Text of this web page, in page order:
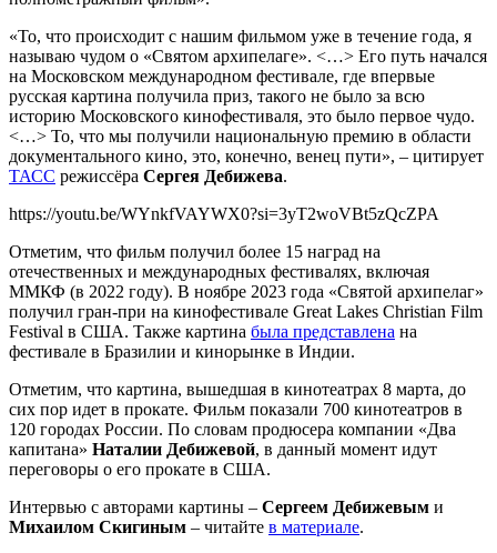
«То, что происходит с нашим фильмом уже в течение года, я
называю чудом о «Святом архипелаге». <…> Его путь начался
на Московском международном фестивале, где впервые
русская картина получила приз, такого не было за всю
историю Московского кинофестиваля, это было первое чудо.
<…> То, что мы получили национальную премию в области
документального кино, это, конечно, венец пути», – цитирует
ТАСС режиссёра Сергея Дебижева.
https://youtu.be/WYnkfVAYWX0?si=3yT2woVBt5zQcZPA
Отметим, что фильм получил более 15 наград на
отечественных и международных фестивалях, включая
ММКФ (в 2022 году). В ноябре 2023 года «Святой архипелаг»
получил гран-при на кинофестивале Great Lakes Christian Film
Festival в США. Также картина была представлена на
фестивале в Бразилии и кинорынке в Индии.
Отметим, что картина, вышедшая в кинотеатрах 8 марта, до
сих пор идет в прокате. Фильм показали 700 кинотеатров в
120 городах России. По словам продюсера компании «Два
капитана» Наталии Дебижевой, в данный момент идут
переговоры о его прокате в США.
Интервью с авторами картины – Сергеем Дебижевым и
Михаилом Скигиным – читайте в материале.